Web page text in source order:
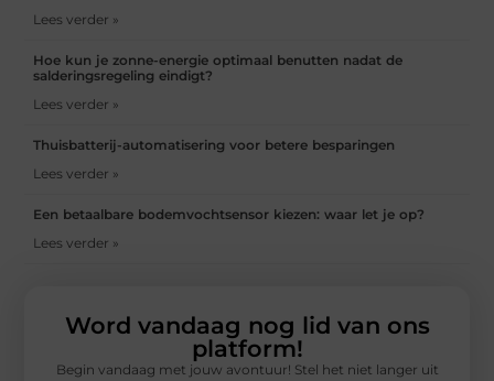
Lees verder »
Hoe kun je zonne-energie optimaal benutten nadat de
salderingsregeling eindigt?
Lees verder »
Thuisbatterij-automatisering voor betere besparingen
Lees verder »
Een betaalbare bodemvochtsensor kiezen: waar let je op?
Lees verder »
Word vandaag nog lid van ons
platform!
Begin vandaag met jouw avontuur! Stel het niet langer uit